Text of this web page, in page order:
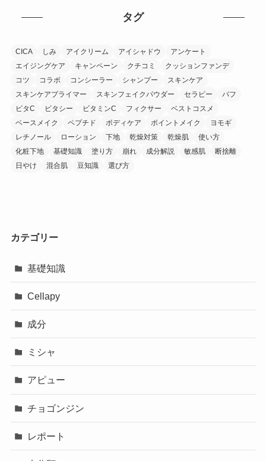
タグ
CICA しみ アイクリーム アイシャドウ
アンケート
エイジングケア
キャンペーン クチコミ
クッションファンデ
コツ
コラボ コンシーラー シャンプー
スキンケア
スキンケアプライマー
スキンフェイクパウダー セラピー
パフ
ビタC
ビタシー ビタミンC フィクサー
ベストコスメ
ベースメイク
ペプチド ボディケア ポイントメイク
ヨモギ
レチノール
ローション 下地 乾燥対策 乾燥肌
使い方
化粧下地
基礎知識 塗り方 崩れ 成分解説 敏感肌
断捨離
日やけ
混合肌 豆知識 選び方
カテゴリー
基礎知識
Cellapy
成分
ミシャ
アピュー
チョゴンジン
レポート